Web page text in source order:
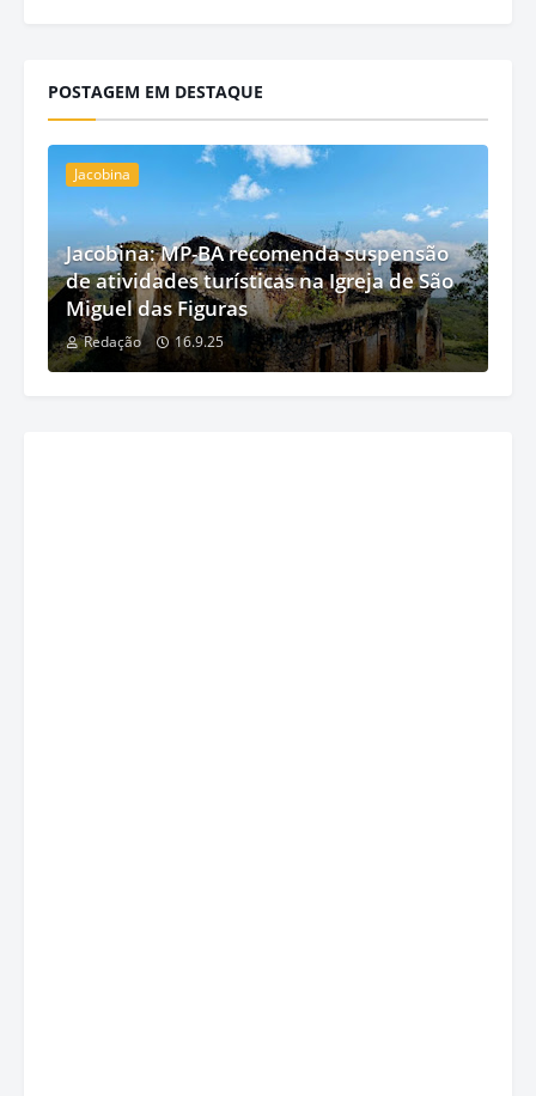
POSTAGEM EM DESTAQUE
Jacobina
Jacobina: MP-BA recomenda suspensão
de atividades turísticas na Igreja de São
Miguel das Figuras
Redação 16.9.25